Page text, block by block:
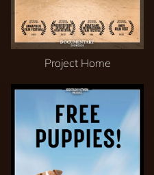
Project Home